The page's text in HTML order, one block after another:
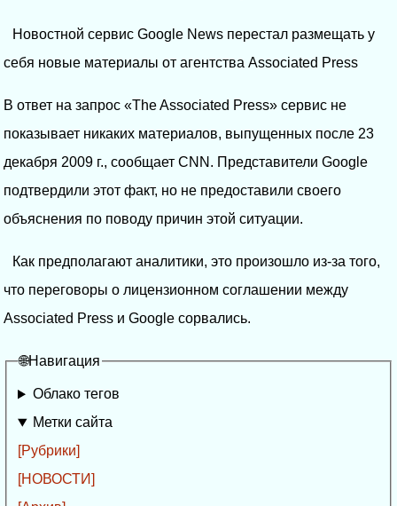
Новостной сервис Google News перестал размещать у
себя новые материалы от агентства Associated Press
В ответ на запрос «The Associated Press» сервис не
показывает никаких материалов, выпущенных после 23
декабря 2009 г., сообщает CNN. Представители Google
подтвердили этот факт, но не предоставили своего
объяснения по поводу причин этой ситуации.
Как предполагают аналитики, это произошло из-за того,
что переговоры о лицензионном соглашении между
Associated Press и Google сорвались.
🌐Навигация
Облако тегов
Метки сайта
[Рубрики]
[НОВОСТИ]